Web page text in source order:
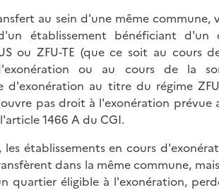
au sein d'une même commune,
établissement bénéficiant d'un
ou ZFU-TE (que ce soit au cours
ou au cours de la
d'exonération au titre du régime
pas droit à l'exonération prévue
1466 A du CGI.
les établissements en cours
dans la même commune,
quartier éligible à l'exonération,